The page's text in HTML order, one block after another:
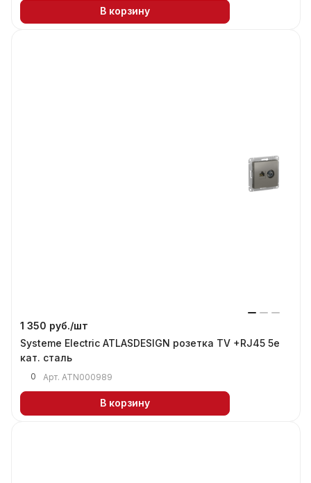
В корзину
1 350 руб./шт
Systeme Electric ATLASDESIGN розетка TV +RJ45 5е
кат. сталь
0 Арт. ATN000989
В корзину